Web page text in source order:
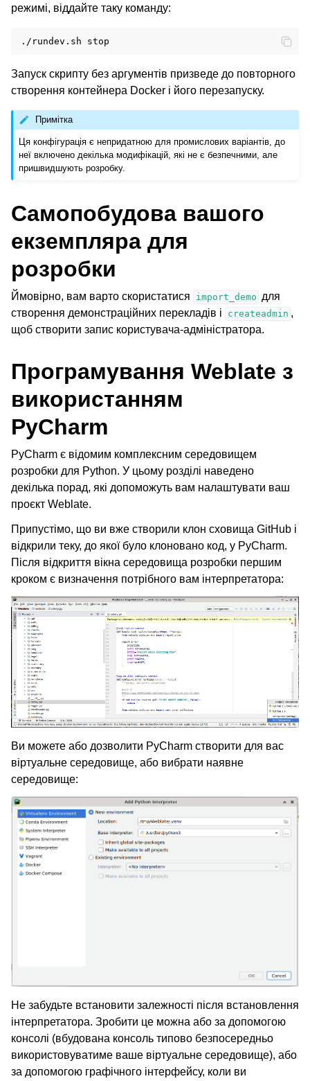
режимі, віддайте таку команду:
./rundev.sh
Запуск скрипту без аргументів призведе до повторного
створення контейнера Docker і його перезапуску.
Примітка
Ця конфігурація є непридатною для промислових варіантів, до
неї включено декілька модифікацій, які не є безпечними, але
пришвидшують розробку.
Самопобудова вашого
екземпляра для
розробки
Ймовірно, вам варто скористатися import_demo для
створення демонстраційних перекладів і
createadmin ,
щоб створити запис користувача-адміністратора.
Програмування Weblate з
використанням
PyCharm
PyCharm є відомим комплексним середовищем
розробки для Python. У цьому розділі наведено
декілька порад, які допоможуть вам налаштувати ваш
проєкт Weblate.
Припустімо, що ви вже створили клон сховища GitHub і
відкрили теку, до якої було клоновано код, у PyCharm.
Після відкриття вікна середовища розробки першим
кроком є визначення потрібного вам інтерпретатора:
Ви можете або дозволити PyCharm створити для вас
віртуальне середовище, або вибрати наявне
середовище:
Не забудьте встановити залежності після встановлення
інтерпретатора. Зробити це можна або за допомогою
консолі (вбудована консоль типово безпосередньо
використовуватиме ваше віртуальне середовище), або
за допомогою графічного інтерфейсу, коли ви